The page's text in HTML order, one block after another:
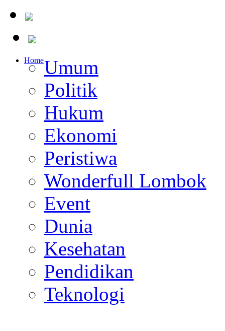
HomeUmum
Politik
Hukum
Ekonomi
Peristiwa
Wonderfull Lombok
Event
Dunia
Kesehatan
Pendidikan
Teknologi